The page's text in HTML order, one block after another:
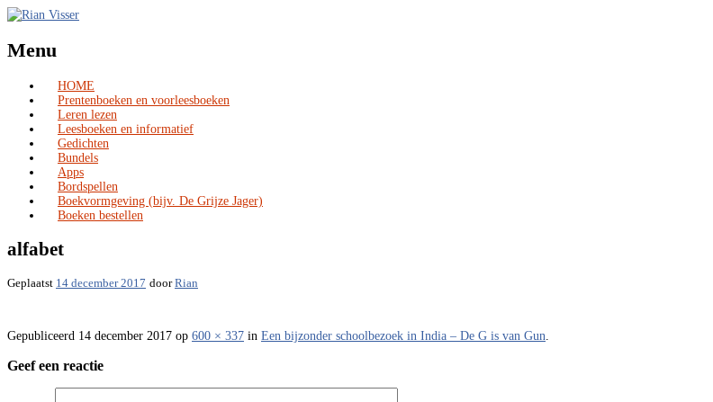
Menu
Skip
to
content
HOME
Prentenboeken en voorleesboeken
Leren lezen
Leesboeken en informatief
Gedichten
Bundels
Apps
Bordspellen
Boekvormgeving (bijv. De Grijze Jager)
Boeken bestellen
alfabet
Geplaatst 14 december 2017 doorRian
Gepubliceerd 14 december 2017 op 600 × 337 in Een bijzonder schoolbezoek in India – De G is van Gun
Geef een reactie